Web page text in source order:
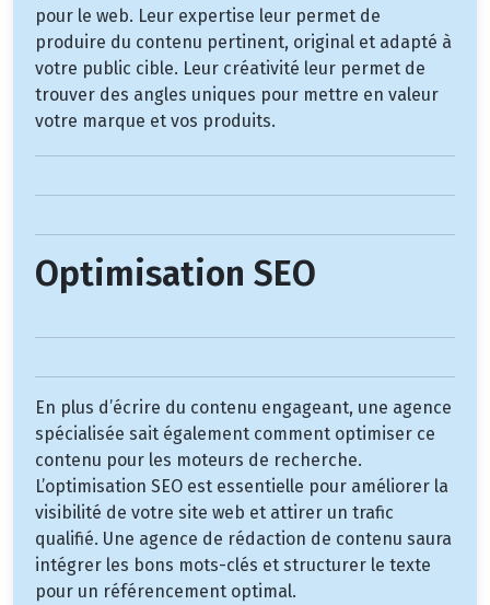
pour le web. Leur expertise leur permet de
produire du contenu pertinent, original et adapté à
votre public cible. Leur créativité leur permet de
trouver des angles uniques pour mettre en valeur
votre marque et vos produits.
Optimisation SEO
En plus d’écrire du contenu engageant, une agence
spécialisée sait également comment optimiser ce
contenu pour les moteurs de recherche.
L’optimisation SEO est essentielle pour améliorer la
visibilité de votre site web et attirer un trafic
qualifié. Une agence de rédaction de contenu saura
intégrer les bons mots-clés et structurer le texte
pour un référencement optimal.